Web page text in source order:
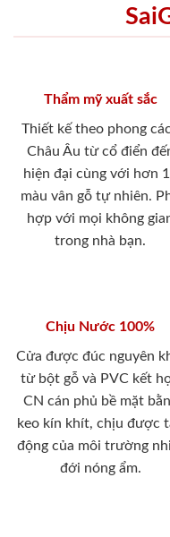
Thẩm mỹ xuất sắc
Thiết kế theo phong
Châu Âu từ cổ điển
hiện đại cùng với hơn
màu vân gỗ tự nhiên.
hợp với mọi không
trong nhà bạn.
Chịu Nước 100%
Cửa được đúc nguyên
từ bột gỗ và PVC kết
CN cán phủ bề mặt
keo kín khít, chịu được
động của môi trường
đới nóng ẩm.